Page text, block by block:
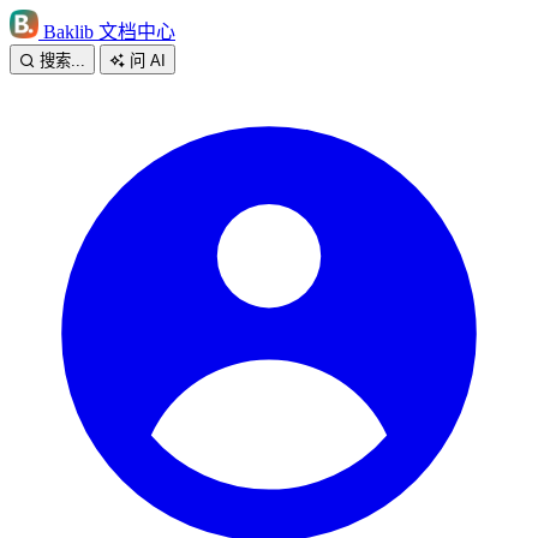
Baklib 文档中心
搜索... 问 AI